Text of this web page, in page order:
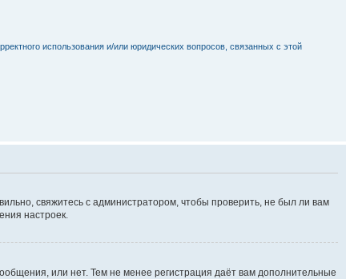
использования и/или юридических вопросов, связанных с этой
свяжитесь с администратором, чтобы проверить, не был ли вам
настроек.
или нет. Тем не менее регистрация даёт вам дополнительные